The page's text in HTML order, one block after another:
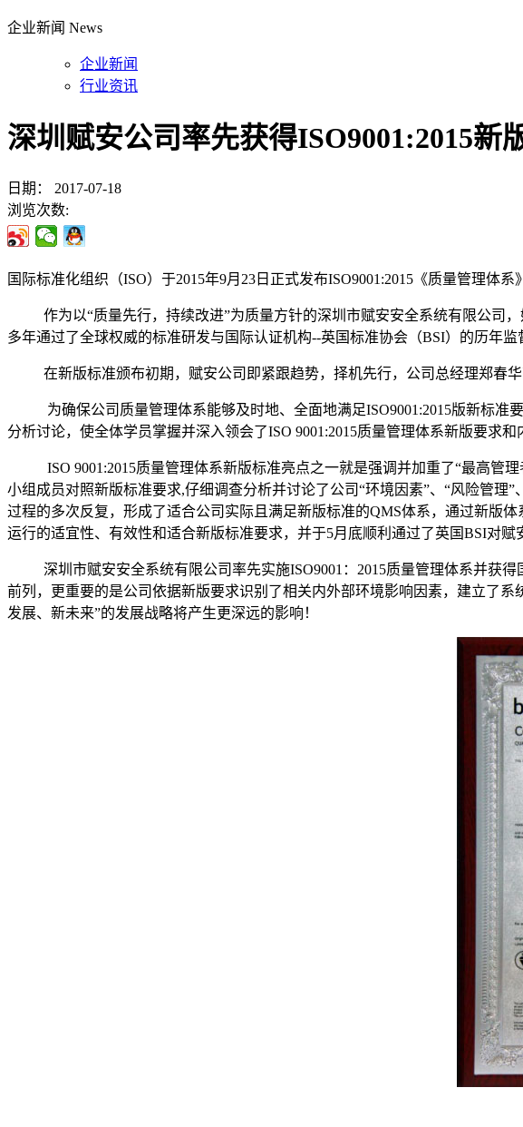
企业新闻 News
企业新闻
行业资讯
深圳赋安公司率先获得ISO9001:2015新
日期：
2017-07-18
浏览次数:
国际标准化组织（ISO）于2015年9月23日正式发布ISO9001:2015《质量管理体
作为以“质量先行，持续改进”为质量方针的深圳市赋安安全系统有限公司，
多年通过了全球权威的标准研发与国际认证机构--英国标准协会（BSI）的历年监
在新版标准颁布初期，赋安公司即紧跟趋势，择机先行，公司总经理郑春华
为确保公司质量管理体系能够及时地、全面地满足ISO9001:2015版新标准
分析讨论，使全体学员掌握并深入领会了ISO 9001:2015质量管理体系新版要求
ISO 9001:2015质量管理体系新版标准亮点之一就是强调并加重了“最高管理
小组成员对照新版标准要求,仔细调查分析并讨论了公司“环境因素”、“风险管理
过程的多次反复，形成了适合公司实际且满足新版标准的QMS体系，通过新版
运行的适宜性、有效性和适合新版标准要求，并于5月底顺利通过了英国BSI对赋
深圳市赋安安全系统有限公司率先实施ISO9001：2015质量管理体系并获得
前列，更重要的是公司依据新版要求识别了相关内外部环境影响因素，建立了
发展、新未来”的发展战略将产生更深远的影响！